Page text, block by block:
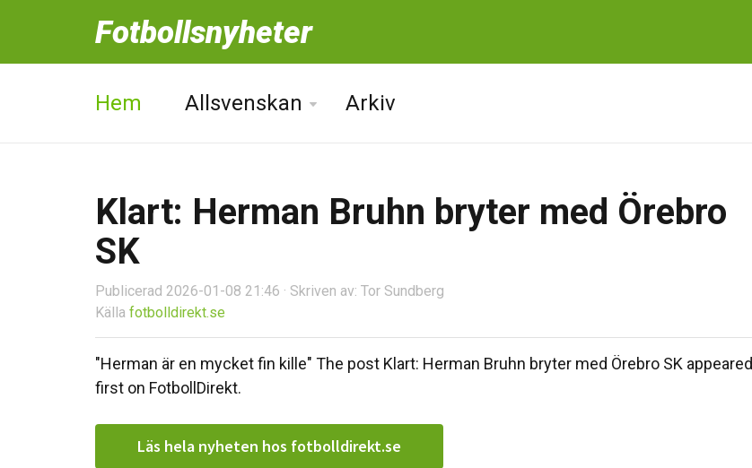
Fotbollsnyheter
Hem Allsvenskan Arkiv
Klart: Herman Bruhn bryter med Örebro
SK
Publicerad 2026-01-08 21:46 · Skriven av: Tor Sundberg
Källa fotbolldirekt.se
"Herman är en mycket fin kille" The post Klart: Herman Bruhn bryter med Örebro SK appeared
first on FotbollDirekt.
Läs hela nyheten hos fotbolldirekt.se